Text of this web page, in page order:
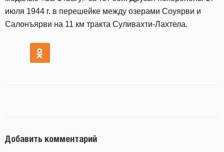
июля 1944 г. в перешейке между озерами Соуярви и
Салонъярви на 11 км тракта Суливахти-Лахтела.
Добавить комментарий